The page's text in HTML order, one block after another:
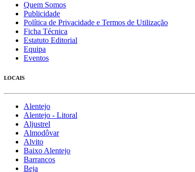
Quem Somos
Publicidade
Política de Privacidade e Termos de Utilização
Ficha Técnica
Estatuto Editorial
Equipa
Eventos
LOCAIS
Alentejo
Alentejo - Litoral
Aljustrel
Almodôvar
Alvito
Baixo Alentejo
Barrancos
Beja